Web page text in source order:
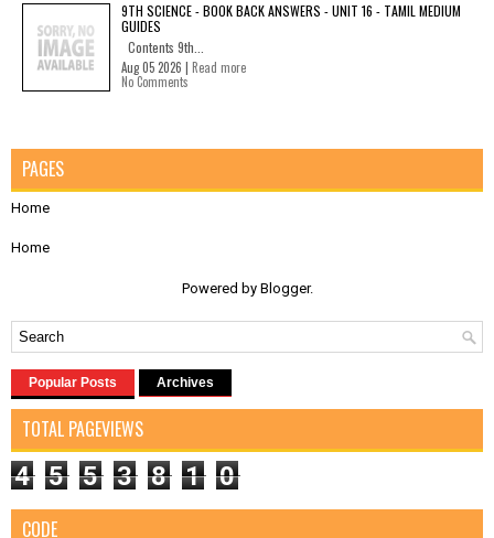
9TH SCIENCE - BOOK BACK ANSWERS - UNIT 16 - TAMIL MEDIUM
GUIDES
Contents 9th...
Aug 05 2026 | Read more
No Comments
PAGES
Home
Home
Powered by Blogger.
Popular Posts Archives
TOTAL PAGEVIEWS
4 5 5 3 8 1 0
CODE